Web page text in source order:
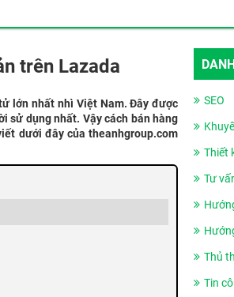
trên Lazada
lớn nhất nhì Việt Nam. Đây được
sử dụng nhất. Vậy cách bán hàng
dưới đây của theanhgroup.com
SEO
Thiết
Tư
Thủ
Tin